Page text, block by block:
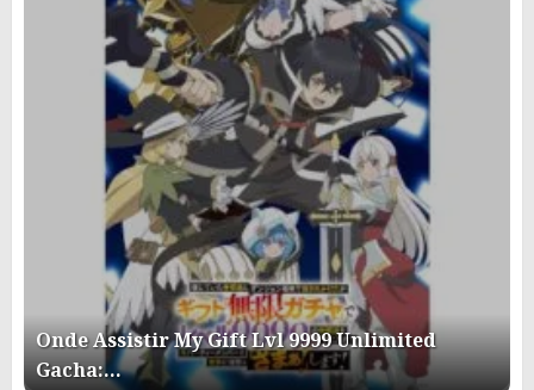
Onde Assistir My Gift Lvl 9999 Unlimited
Gacha:…